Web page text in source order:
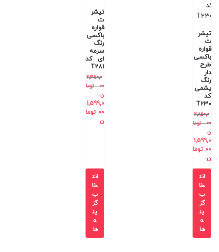
تیشر
ت
قواره
باکسی
طرح
دار
رنگ
یشمی
کد
T230
2,850,0
00
توما
ن
1,599,0
00 توما
ن
انت
خا
ب
گز
ین
ه
ها
تیشر
ت
قواره
باکسی
رنگ
سرمه
ای کد
T281
2,350,0
00
توما
ن
1,599,0
00 توما
ن
انت
خا
ب
گز
ین
ه
ها